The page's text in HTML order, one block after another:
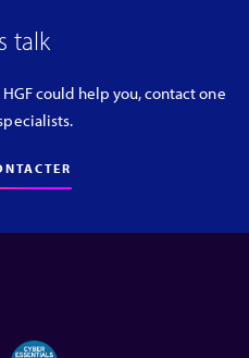
talk
could help you, contact one